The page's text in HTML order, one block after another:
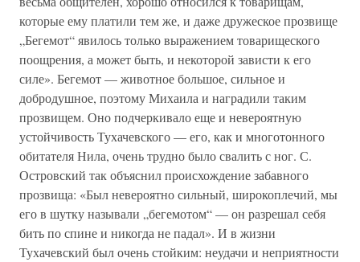
которые ему платили тем же, и даже дружеское прозвище
„Бегемот“ явилось только выражением товарищеского
поощрения, а может быть, и некоторой зависти к его
силе». Бегемот — животное большое, сильное и
добродушное, поэтому Михаила и наградили таким
прозвищем. Оно подчеркивало еще и невероятную
устойчивость Тухачевского — его, как и многотонного
обитателя Нила, очень трудно было свалить с ног. С.
Островский так объяснил происхождение забавного
прозвища: «Был невероятно сильный, широкоплечий, мы
его в шутку называли „бегемотом“ — он разрешал себя
бить по спине и никогда не падал». И в жизни
Тухачевский был очень стойким: неудачи и неприятности